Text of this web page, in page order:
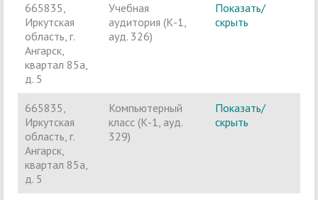
665835,
Иркутская
область, г.
Ангарск,
квартал 85а,
д. 5
Учебная
аудитория (К-1,
ауд. 326)
Показать/
скрыть
665835,
Иркутская
область, г.
Ангарск,
квартал 85а,
д. 5
Компьютерный
класс (К-1, ауд.
329)
Показать/
скрыть